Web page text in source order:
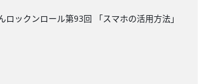
ックンロール第93回 「スマホの活用方法」